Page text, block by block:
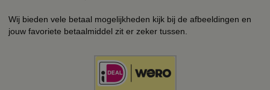
Wij bieden vele betaal mogelijkheden kijk bij de afbeeldingen en
jouw favoriete betaalmiddel zit er zeker tussen.